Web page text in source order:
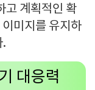
고 계획적인 확
미지를 유지하
.
대응력